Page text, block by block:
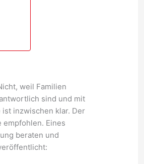
weil Familien
sind und mit
inzwischen klar. Der
empfohlen. Eines
beraten und